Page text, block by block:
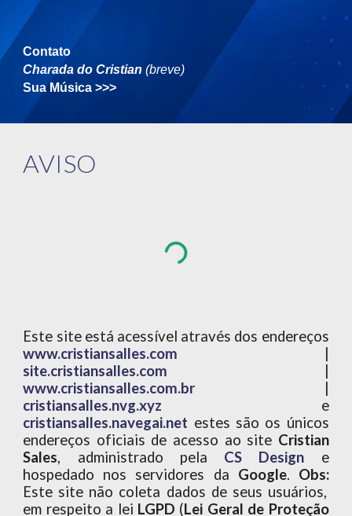
Contato
Charada do Cristian (breve)
Sua Música >>>
AVISO
Este site está acessível através dos endereços
www.cristiansalles.com
site.cristiansalles.com
www.cristiansalles.com.br
cristiansalles.nvg.xyz e
cristiansalles.navegai.net estes são os únicos
endereços oficiais de acesso ao site Cristian
Sales, administrado pela CS Design e
hospedado nos servidores da Google. Obs:
Este site não coleta dados de seus usuários,
em respeito a lei LGPD (Lei Geral de Proteção